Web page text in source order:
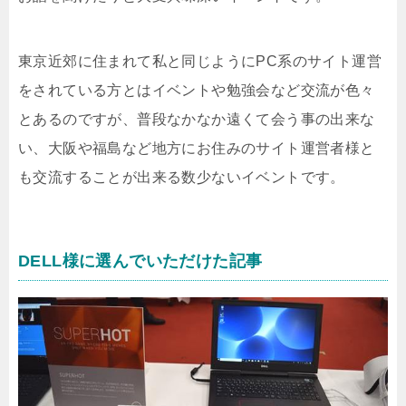
東京近郊に住まれて私と同じようにPC系のサイト運営
をされている方とはイベントや勉強会など交流が色々
とあるのですが、普段なかなか遠くて会う事の出来な
い、大阪や福島など地方にお住みのサイト運営者様と
も交流することが出来る数少ないイベントです。
DELL様に選んでいただけた記事